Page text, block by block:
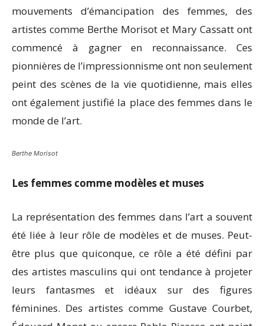
mouvements d’émancipation des femmes, des
artistes comme Berthe Morisot et Mary Cassatt ont
commencé à gagner en reconnaissance. Ces
pionnières de l’impressionnisme ont non seulement
peint des scènes de la vie quotidienne, mais elles
ont également justifié la place des femmes dans le
monde de l’art.
Berthe Morisot
Les femmes comme modèles et muses
La représentation des femmes dans l’art a souvent
été liée à leur rôle de modèles et de muses. Peut-
être plus que quiconque, ce rôle a été défini par
des artistes masculins qui ont tendance à projeter
leurs fantasmes et idéaux sur des figures
féminines. Des artistes comme Gustave Courbet,